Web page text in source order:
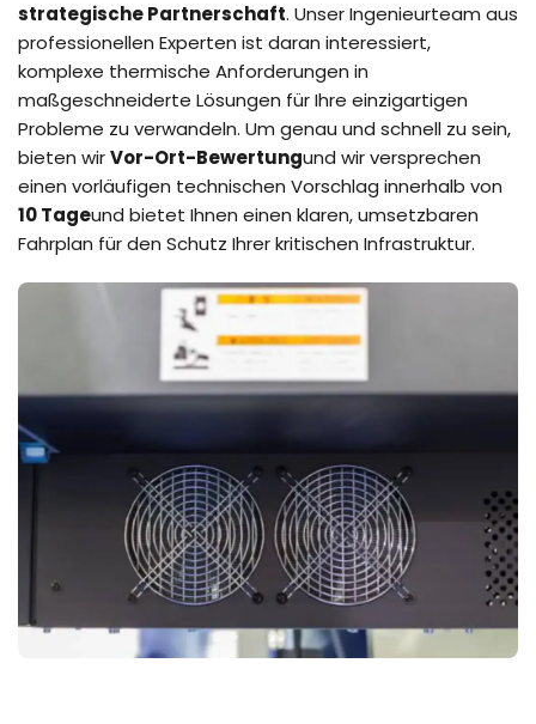
strategische Partnerschaft. Unser Ingenieurteam aus
professionellen Experten ist daran interessiert,
komplexe thermische Anforderungen in
maßgeschneiderte Lösungen für Ihre einzigartigen
Probleme zu verwandeln. Um genau und schnell zu sein,
bieten wirVor-Ort-Bewertungund wir versprechen
einen vorläufigen technischen Vorschlag innerhalb von
10 Tageund bietet Ihnen einen klaren, umsetzbaren
Fahrplan für den Schutz Ihrer kritischen Infrastruktur.